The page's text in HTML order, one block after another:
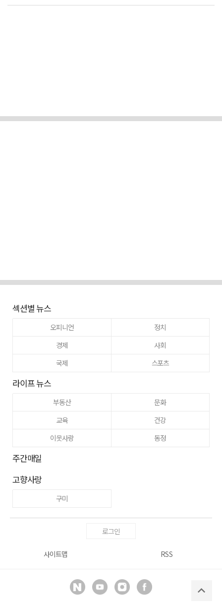
섹션별 뉴스
오피니언
정치
경제
사회
국제
스포츠
라이프 뉴스
부동산
문화
교육
건강
이웃사랑
동정
주간매일
고향사랑
구미
로그인
사이트맵 RSS